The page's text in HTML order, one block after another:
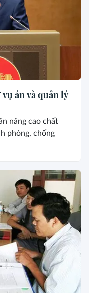
án và quản lý
nâng cao chất
phòng, chống